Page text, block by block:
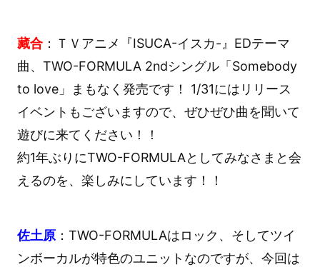
藏合：ＴＶアニメ『ISUCA-イスカ-』EDテーマ
曲、TWO-FORMULA 2ndシングル「Somebody
to love」まもなく発売です！ 1/31にはリリース
イベントもございますので、ぜひぜひ曲を聞いて
遊びに来てください！！
約1年ぶりにTWO-FORMULAとしてみなさまと会
えるのを、楽しみにしています！！
佐土原：TWO-FORMULAはロック、そしてツイ
ンボーカルが特色のユニットなのですが、今回は